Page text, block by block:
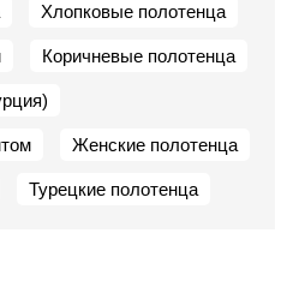
Хлопковые полотенца
Коричневые полотенца
Женские полотенца
Турецкие полотенца